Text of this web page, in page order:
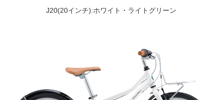
J20(20インチ):ホワイト・ライトグリーン